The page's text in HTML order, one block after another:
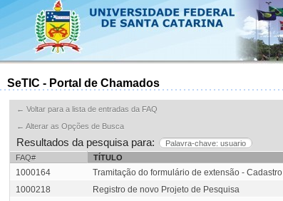
SeTIC - Portal de Chamados
← Voltar para a lista de entradas da FAQ
← Alterar as Opções de Busca
Resultados da pesquisa para:
Palavra-chave: usuario
FAQ#
TÍTULO
1000164 Tramitação do formulário de extensão - Cadastro
1000218
Registro de novo Projeto de Pesquisa